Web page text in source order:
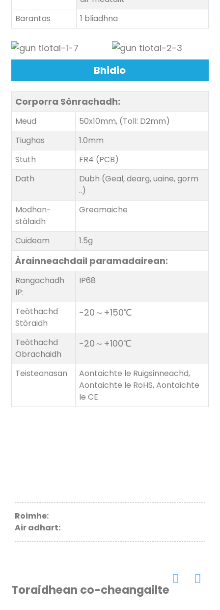
Barantas
1 bliadhna
Bhidio
Corporra Sònrachadh:
Meud
50x10mm, (Toll: D2mm)
Tiughas
1.0mm
Stuth
FR4 (PCB)
Dath
Dubh (Geal, dearg, uaine, gorm
..)
Modhan-
stàlaidh
Greamaiche
Cuideam 1.5g
Àrainneachdail paramadairean:
Rangachadh
IP:
IP68
Teòthachd
Stòraidh
-20～+150℃
Teòthachd
Obrachaidh
-20～+100℃
Teisteanasan
Aontaichte le Ruigsinneachd,
Aontaichte le RoHS, Aontaichte
le CE
Roimhe:
Air adhart:
Toraidhean co-cheangailte